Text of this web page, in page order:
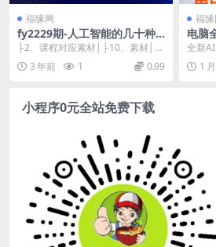
福缘网
fy2229期-人工智能的几十种
最新玩法，学会一种月入1到1
0w（含素材、模型）
├2、课程对应素材│├10、素材││
├Controlnet下载.7z││├其他模...
3 年前 1 0.99
福
电脑
人工
全新
需人
智能自
1
小程序0元全站免费下载